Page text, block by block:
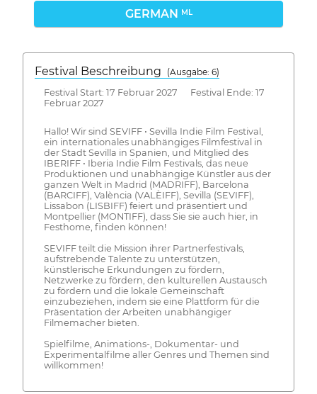
GERMAN ML
Festival Beschreibung
(Ausgabe: 6)
Festival Start: 17 Februar 2027 Festival Ende: 17
Februar 2027
Hallo! Wir sind SEVIFF • Sevilla Indie Film Festival,
ein internationales unabhängiges Filmfestival in
der Stadt Sevilla in Spanien, und Mitglied des
IBERIFF • Iberia Indie Film Festivals, das neue
Produktionen und unabhängige Künstler aus der
ganzen Welt in Madrid (MADRIFF), Barcelona
(BARCIFF), València (VALÈIFF), Sevilla (SEVIFF),
Lissabon (LISBIFF) feiert und präsentiert und
Montpellier (MONTIFF), dass Sie sie auch hier, in
Festhome, finden können!
SEVIFF teilt die Mission ihrer Partnerfestivals,
aufstrebende Talente zu unterstützen,
künstlerische Erkundungen zu fördern,
Netzwerke zu fördern, den kulturellen Austausch
zu fördern und die lokale Gemeinschaft
einzubeziehen, indem sie eine Plattform für die
Präsentation der Arbeiten unabhängiger
Filmemacher bieten.
Spielfilme, Animations-, Dokumentar- und
Experimentalfilme aller Genres und Themen sind
willkommen!